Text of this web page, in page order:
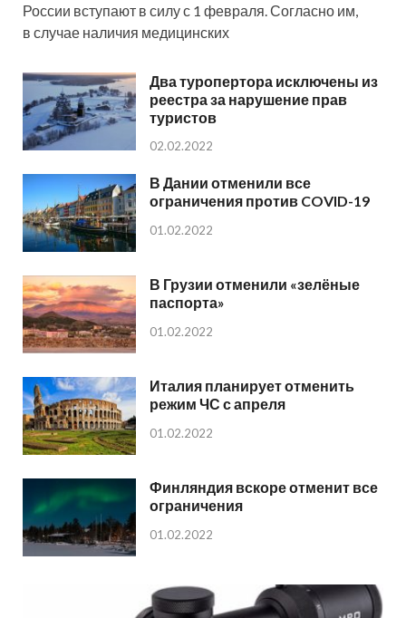
России вступают в силу с 1 февраля. Согласно им,
в случае наличия медицинских
Два туропертора исключены из
реестра за нарушение прав
туристов
02.02.2022
В Дании отменили все
ограничения против COVID-19
01.02.2022
В Грузии отменили «зелёные
паспорта»
01.02.2022
Италия планирует отменить
режим ЧС с апреля
01.02.2022
Финляндия вскоре отменит все
ограничения
01.02.2022